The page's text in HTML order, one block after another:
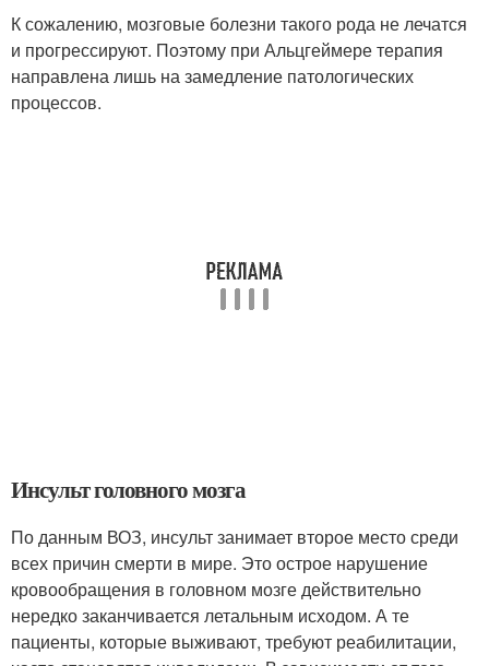
К сожалению, мозговые болезни такого рода не лечатся
и прогрессируют. Поэтому при Альцгеймере терапия
направлена лишь на замедление патологических
процессов.
Инсульт головного мозга
По данным ВОЗ, инсульт занимает второе место среди
всех причин смерти в мире. Это острое нарушение
кровообращения в головном мозге действительно
нередко заканчивается летальным исходом. А те
пациенты, которые выживают, требуют реабилитации,